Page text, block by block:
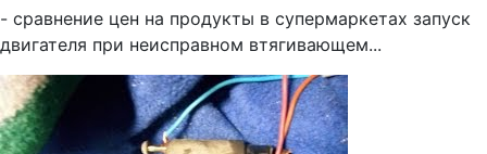
- сравнение цен на продукты в супермаркетах запуск
двигателя при неисправном втягивающем...